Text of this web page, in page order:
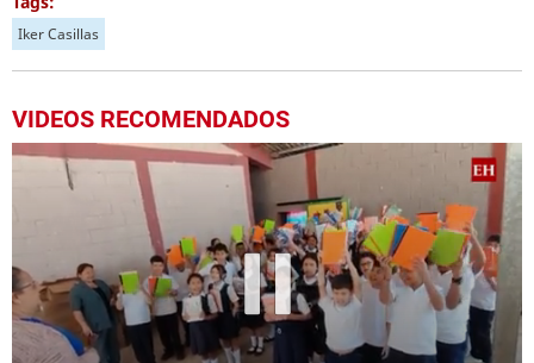
Iker Casillas
VIDEOS RECOMENDADOS